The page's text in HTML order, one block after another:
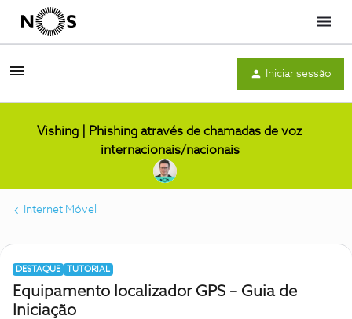
Menu
Iniciar sessão
Vishing | Phishing através de chamadas de voz
internacionais/nacionais
Internet Móvel
DESTAQUE TUTORIAL
Equipamento localizador GPS – Guia de
Iniciação